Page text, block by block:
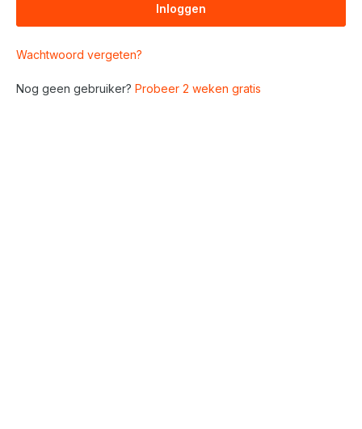
n
a
Inloggen
Wachtwoord vergeten?
Nog geen gebruiker? Probeer 2 weken gratis